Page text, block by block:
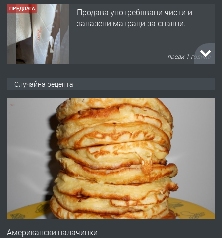
ПРЕДЛАГА
Продава употребявани чисти и
запазени матраци за спални.
преди 1 година
преди 1 година
Първи поход "По стъпките на Ангел
Войвода"
преди 1 година
ПРЕДЛАГА
Монтажник на малки детайли за
Случайна рецепта
Американски палачинки